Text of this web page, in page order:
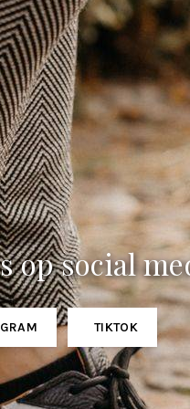
op social
TIKTOK